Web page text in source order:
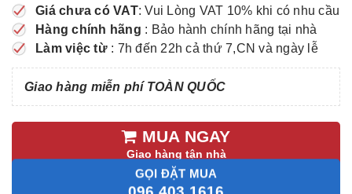
Giá chưa có VAT: Vui Lòng VAT 10% khi có nhu cầu
Hàng chính hãng : Bảo hành chính hãng tại nhà
Làm việc từ : 7h đến 22h cả thứ 7,CN và ngày lễ
Giao hàng miễn phí TOÀN QUỐC
MUA NGAY
Giao hàng tận nhà
GỌI ĐẶT MUA